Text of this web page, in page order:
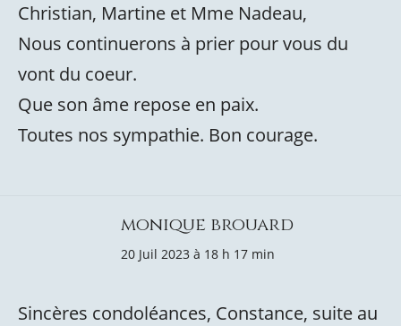
Christian, Martine et Mme Nadeau,
Nous continuerons à prier pour vous du
vont du coeur.
Que son âme repose en paix.
Toutes nos sympathie. Bon courage.
monique brouard
20 Juil 2023 à 18 h 17 min
Sincères condoléances, Constance, suite au